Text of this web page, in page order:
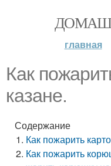
главная
Как
казане.
Содержание
Как пожарить
Как пожарить